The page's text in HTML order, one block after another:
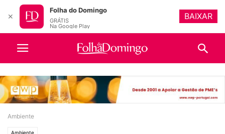
Ambiente
Ambiente
✕
Folha do Domingo
GRÁTIS
Na Google Play
BAIXAR